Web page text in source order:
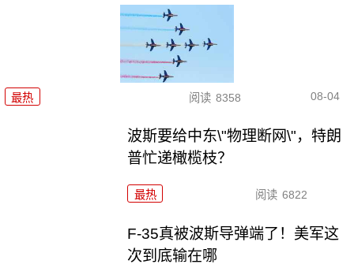
最热 阅读 8358 08-04
波斯要给中东\"物理断网\"，特朗
普忙递橄榄枝？
最热 阅读 6822
F-35真被波斯导弹端了！美军这
次到底输在哪